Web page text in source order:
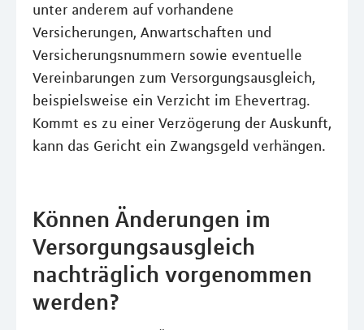
unter anderem auf vorhandene
Versicherungen, Anwartschaften und
Versicherungsnummern sowie eventuelle
Vereinbarungen zum Versorgungsausgleich,
beispielsweise ein Verzicht im Ehevertrag.
Kommt es zu einer Verzögerung der Auskunft,
kann das Gericht ein Zwangsgeld verhängen.
Können Änderungen im
Versorgungsausgleich
nachträglich vorgenommen
werden?